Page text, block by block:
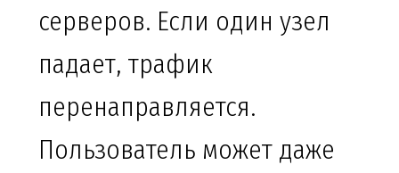
серверов. Если один узел
падает, трафик
перенаправляется.
Пользователь может даже